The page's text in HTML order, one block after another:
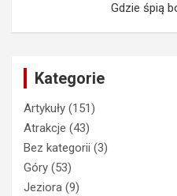
Gdzie śpią
Kategorie
Artykuły (151)
Atrakcje (43)
Bez kategorii (3)
Góry (53)
Jeziora (9)